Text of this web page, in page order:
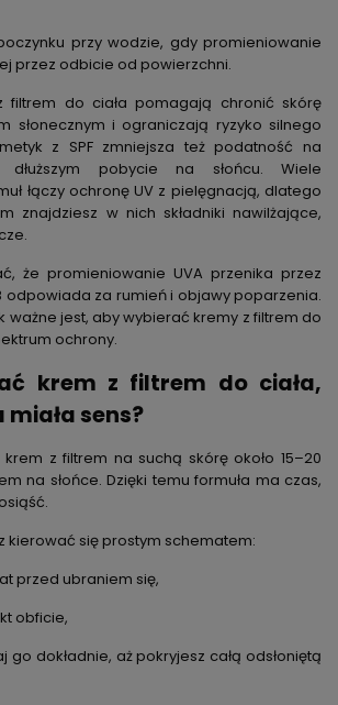
przy wodzie, gdy promieniowanie
przez odbicie od powierzchni.
filtrem do ciała pomagają chronić skórę
słonecznym i ograniczają ryzyko silnego
z SPF zmniejsza też podatność na
dłuższym pobycie na słońcu. Wiele
łączy ochronę UV z pielęgnacją, dlatego
znajdziesz w nich składniki nawilżające,
że promieniowanie UVA przenika przez
odpowiada za rumień i objawy poparzenia.
ważne jest, aby wybierać kremy z filtrem do
ochrony.
krem z filtrem do ciała,
sens?
krem z filtrem na suchą skórę około 15–20
na słońce. Dzięki temu formuła ma czas,
kierować się prostym schematem:
przed ubraniem się,
obficie,
go dokładnie, aż pokryjesz całą odsłoniętą